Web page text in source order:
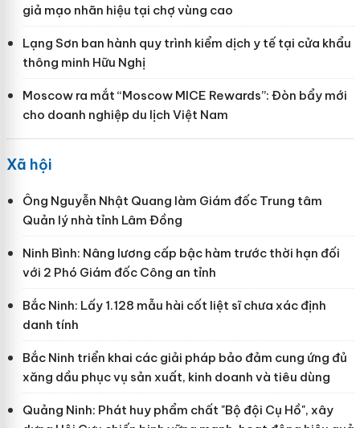
giả mạo nhãn hiệu tại chợ vùng cao
Lạng Sơn ban hành quy trình kiểm dịch y tế tại cửa khẩu
thông minh Hữu Nghị
Moscow ra mắt “Moscow MICE Rewards”: Đòn bẩy mới
cho doanh nghiệp du lịch Việt Nam
Xã hội
Ông Nguyễn Nhật Quang làm Giám đốc Trung tâm
Quản lý nhà tỉnh Lâm Đồng
Ninh Bình: Nâng lương cấp bậc hàm trước thời hạn đối
với 2 Phó Giám đốc Công an tỉnh
Bắc Ninh: Lấy 1.128 mẫu hài cốt liệt sĩ chưa xác định
danh tính
Bắc Ninh triển khai các giải pháp bảo đảm cung ứng đủ
xăng dầu phục vụ sản xuất, kinh doanh và tiêu dùng
Quảng Ninh: Phát huy phẩm chất "Bộ đội Cụ Hồ", xây